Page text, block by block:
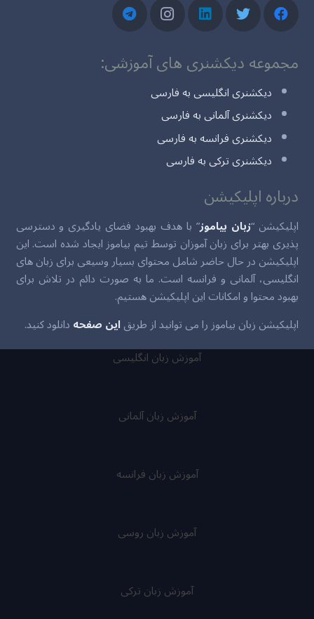
مجموعه دیکشنری های آموزشی:
دیکشنری انگلیسی به فارسی
دیکشنری آلمانی به فارسی
دیکشنری فرانسه به فارسی
دیکشنری ترکی به فارسی
درباره اپلیکیشن
اپلیکیشن “زبان بیاموز” با هدف بهبود فضای یادگیری و دسترسی
پذیری بهتر برای زبان آموزان توسط تیم بیاموز ایجاد شده است. این
اپلیکیشن در حال حاضر شامل محتوای بسیار وسیعی برای زبان های
انگلیسی، آلمانی و فرانسه است. ما به صورت دائم در تلاش برای
بهبود محتوا و امکانات این اپلیکیشن هستیم.
اپلیکیشن زبان بیاموز را می توانید از طریقاین صفحهدانلود کنید.
آموزش زبان انگلیسی
آموزش زبان آلمانی
آموزش زبان فرانسه
آموزش زبان روسی
آموزش زبان ترکی